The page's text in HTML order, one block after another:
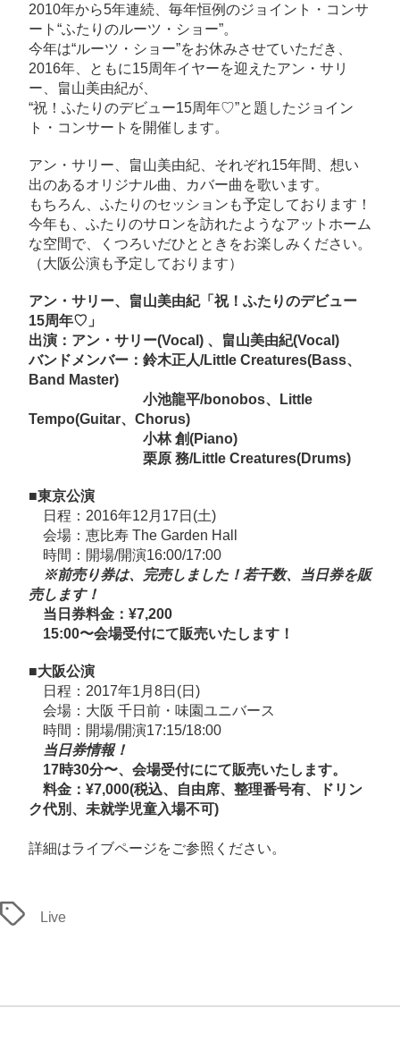
情
報！
ア
ン・
サ
リ
畠
山
美
由
紀
「祝！
た
り
デ
ビ
ュ
周
年
♡」
演
情
へ
の
2010年から5年連続、毎年恒例のジョイント・コンサ
ート“ふたりのルーツ・ショー”。
今年は“ルーツ・ショー”をお休みさせていただき、
2016年、ともに15周年イヤーを迎えたアン・サリ
ー、畠山美由紀が、
“祝！ふたりのデビュー15周年♡”と題したジョイン
ト・コンサートを開催します。
アン・サリー、畠山美由紀、それぞれ15年間、想い
出のあるオリジナル曲、カバー曲を歌います。
もちろん、ふたりのセッションも予定しております！
今年も、ふたりのサロンを訪れたようなアットホーム
な空間で、くつろいだひとときをお楽しみください。
（大阪公演も予定しております）
アン・サリー、畠山美由紀「祝！ふたりのデビュー
15周年♡」
出演：アン・サリー(Vocal) 、畠山美由紀(Vocal)
バンドメンバー：鈴木正人/Little Creatures(Bass、
Band Master)
小池龍平/bonobos、Little
Tempo(Guitar、Chorus)
小林 創(Piano)
栗原 務/Little Creatures(Drums)
■東京公演
日程：2016年12月17日(土)
会場：恵比寿 The Garden Hall
時間：開場/開演16:00/17:00
※前売り券は、完売しました！若干数、当日券を販
売します！
当日券料金：¥7,200
15:00〜会場受付にて販売いたします！
■大阪公演
日程：2017年1月8日(日)
会場：大阪 千日前・味園ユニバース
時間：開場/開演17:15/18:00
当日券情報！
17時30分〜、会場受付ににて販売いたします。
料金：¥7,000(税込、自由席、整理番号有、ドリン
ク代別、未就学児童入場不可)
詳細はライブページをご参照ください。
タ
Live